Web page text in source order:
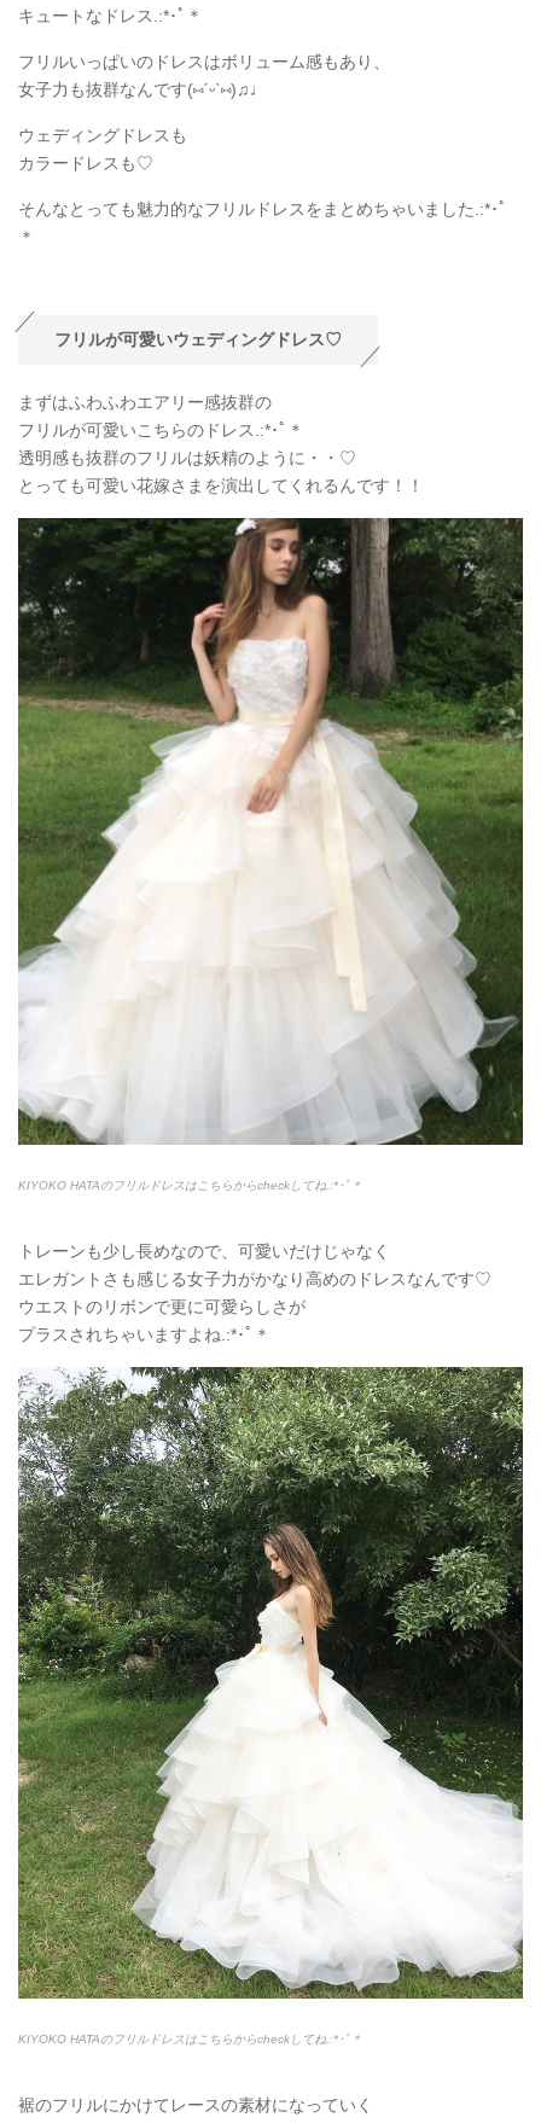
キュートなドレス.:*･ﾟ＊
フリルいっぱいのドレスはボリューム感もあり、
女子力も抜群なんです(⑅ˊᵕˋ⑅)♫♩
ウェディングドレスも
カラードレスも♡
そんなとっても魅力的なフリルドレスをまとめちゃいました.:*･ﾟ
＊
フリルが可愛いウェディングドレス♡
まずはふわふわエアリー感抜群の
フリルが可愛いこちらのドレス.:*･ﾟ＊
透明感も抜群のフリルは妖精のように・・♡
とっても可愛い花嫁さまを演出してくれるんです！！
KIYOKO HATAのフリルドレスはこちらからcheckしてね.:*･ﾟ＊
トレーンも少し長めなので、可愛いだけじゃなく
エレガントさも感じる女子力がかなり高めのドレスなんです♡
ウエストのリボンで更に可愛らしさが
プラスされちゃいますよね.:*･ﾟ＊
KIYOKO HATAのフリルドレスはこちらからcheckしてね.:*･ﾟ＊
裾のフリルにかけてレースの素材になっていく